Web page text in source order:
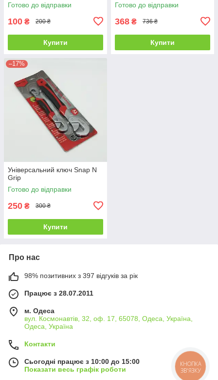
Готово до відправки
100 ₴ 200 ₴
Купити
Готово до відправки
368 ₴ 736 ₴
Купити
–17%
Універсальний ключ Snap N
Grip
Готово до відправки
250 ₴ 300 ₴
Купити
Про нас
98% позитивних з 397 відгуків за рік
Працює з 28.07.2011
м. Одеса
вул. Космонавтів, 32, оф. 17, 65078, Одеса, Україна,
Одеса, Україна
Контакти
Сьогодні працює з 10:00 до 15:00
Показати весь графік роботи
КНОПКА
ЗВ'ЯЗКУ